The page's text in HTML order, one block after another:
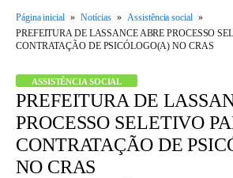
Página inicial » Notícias » Assistência social »
PREFEITURA DE LASSANCE ABRE PROCESSO
CONTRATAÇÃO DE PSICÓLOGO(A) NO CRAS
ASSISTÊNCIA SOCIAL
PREFEITURA DE
PROCESSO SELETIVO
CONTRATAÇÃO DE
NO CRAS